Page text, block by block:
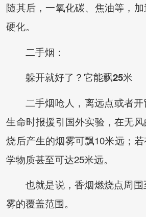
随其后，一氧化碳、焦油等，
硬化。
二手烟：
躲开就好了？它能飘25米
二手烟呛人，离远点或者
生命时报援引国外实验，在无
烧后产生的烟雾可飘10米远；
学物质甚至可达25米远。
也就是说，香烟燃烧点周
雾的覆盖范围。